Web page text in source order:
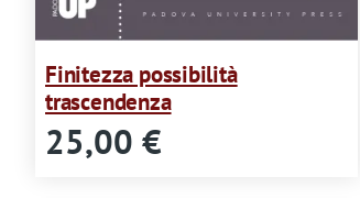
Finitezza possibilità
trascendenza
25,00 €